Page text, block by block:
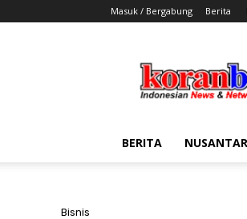
Masuk / Bergabung Berita
BERITA
Bisnis